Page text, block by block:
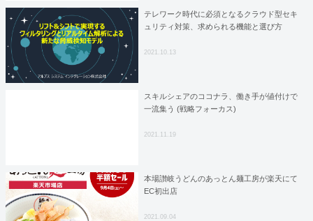
テレワーク時代に必須となるクラウド型セキ
ュリティ対策、求められる機能と選び方
2021.10.13
スキルシェアのココナラ、働き手が値付けで
一流集う (戦略フォーカス)
2021.11.19
本場讃岐うどんのあっとん麺工房が楽天にて
EC初出店
2021.09.04